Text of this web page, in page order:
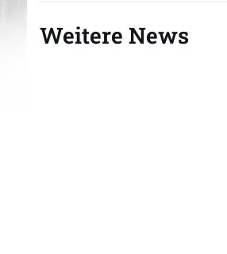
Weitere News